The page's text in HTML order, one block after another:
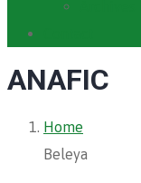
ANAFIC
Home
Beleya